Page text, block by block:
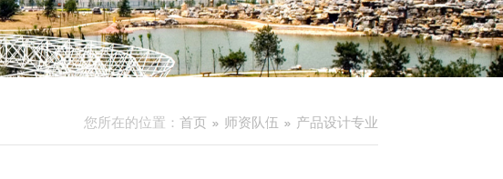
您所在的位置： 首页 师资队伍 产品设计专业